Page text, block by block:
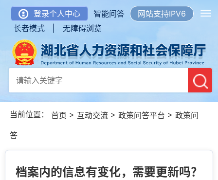
登录个人中心 智能问答
网站支持IPV6
长者模式 |
无障碍浏览
当前位置： 首页 > 互动交流 > 政策问答平台 > 政策问
答
档案内的信息有变化，需要更新吗？